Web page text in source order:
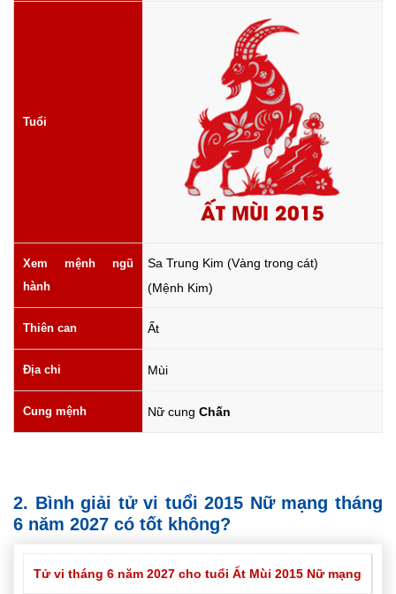
Tuổi
ẤT MÙI 2015
Xem mệnh ngũ
hành
Sa Trung Kim (Vàng trong cát)
(Mệnh Kim)
Thiên can Ất
Địa chi Mùi
Cung mệnh Nữ cung Chấn
2. Bình giải tử vi tuổi 2015 Nữ mạng tháng
6 năm 2027 có tốt không?
Tử vi tháng 6 năm 2027 cho tuổi Ất Mùi 2015 Nữ mạng